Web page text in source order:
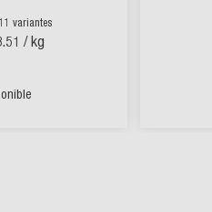
variantes
/ kg